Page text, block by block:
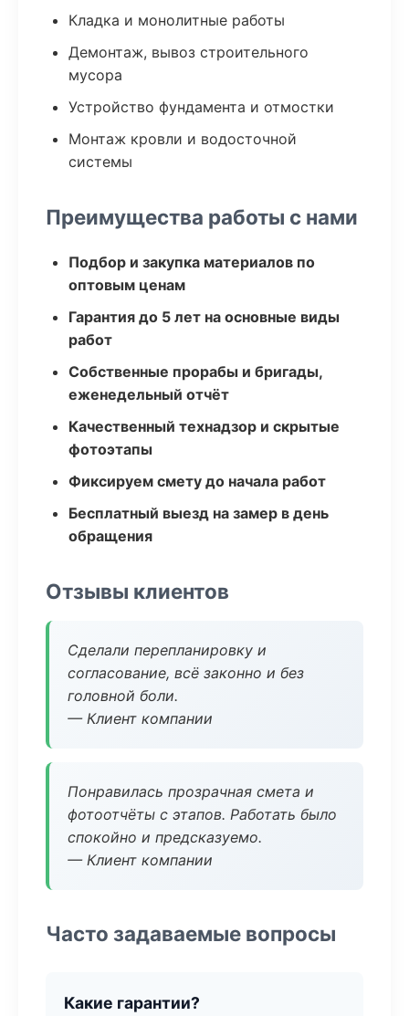
Кладка и монолитные работы
Демонтаж, вывоз строительного
мусора
Устройство фундамента и отмостки
Монтаж кровли и водосточной
системы
Преимущества работы с нами
Подбор и закупка материалов по
оптовым ценам
Гарантия до 5 лет на основные виды
работ
Собственные прорабы и бригады,
еженедельный отчёт
Качественный технадзор и скрытые
фотоэтапы
Фиксируем смету до начала работ
Бесплатный выезд на замер в день
обращения
Отзывы клиентов
Сделали перепланировку и
согласование, всё законно и без
головной боли.
— Клиент компании
Понравилась прозрачная смета и
фотоотчёты с этапов. Работать было
спокойно и предсказуемо.
— Клиент компании
Часто задаваемые вопросы
Какие гарантии?